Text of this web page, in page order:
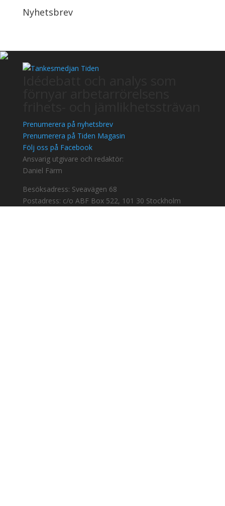
Nyhetsbrev
Prenumerera på nyhetsbrev
Prenumerera på Tiden Magasin
Följ oss på Facebook
Ansvarig utgivare och redaktör:
Daniel Färm
Besöksadress: Sveavägen 68
Postadress: c/o ABF Box 522, 101 30 Stockholm